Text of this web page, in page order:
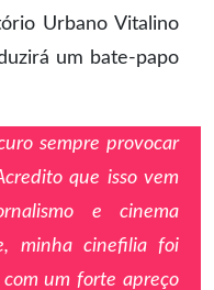
Urbano Vitalino
um bate-papo
sempre provocar
que isso vem
e cinema
minha cinefilia foi
um forte apreço